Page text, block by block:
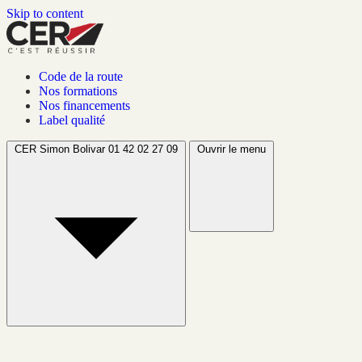
Skip to content
Code de la route
Nos formations
Nos financements
Label qualité
CER Simon Bolivar 01 42 02 27 09 Ouvrir le menu